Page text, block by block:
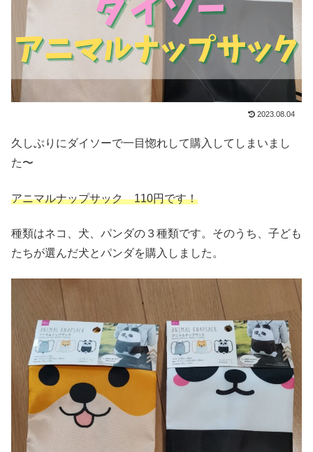
2023.08.04
久しぶりにダイソーで一目惚れして購入してしまいまし
た〜
アニマルナップサック 110円です！
種類はネコ、犬、パンダの３種類です。そのうち、子ども
たちが選んだ犬とパンダを購入しました。